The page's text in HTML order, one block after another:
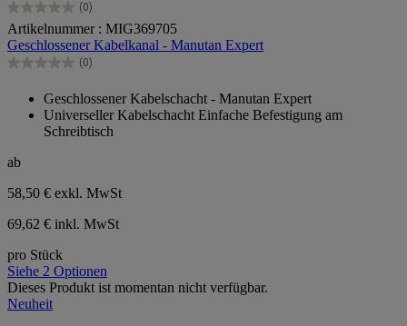
(0)
0.0
von
5
Sternen.
Artikelnummer : MIG369705
Geschlossener Kabelkanal - Manutan Expert
(0)
0.0
Sternen.
Geschlossener Kabelschacht - Manutan Expert
Universeller Kabelschacht Einfache Befestigung am
Schreibtisch
ab
58,50 € exkl. MwSt
69,62 € inkl. MwSt
pro Stück
Siehe 2 Optionen
Dieses Produkt ist momentan nicht verfügbar.
Neuheit